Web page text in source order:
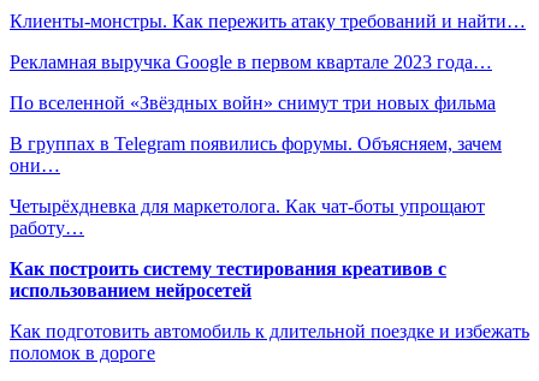
Клиенты-монстры. Как пережить атаку требований и найти…
Рекламная выручка Google в первом квартале 2023 года…
По вселенной «Звёздных войн» снимут три новых фильма
В группах в Telegram появились форумы. Объясняем, зачем
они…
Четырёхдневка для маркетолога. Как чат-боты упрощают
работу…
Как построить систему тестирования креативов с
использованием нейросетей
Как подготовить автомобиль к длительной поездке и избежать
поломок в дороге